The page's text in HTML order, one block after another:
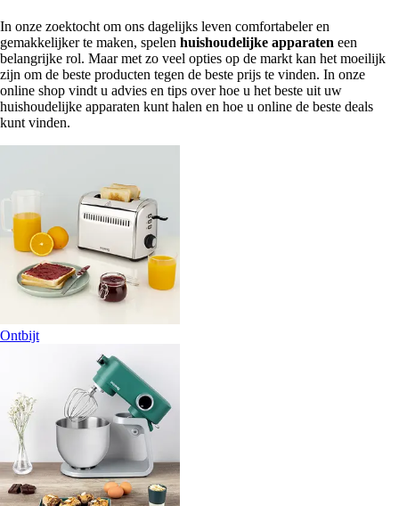
In onze zoektocht om ons dagelijks leven comfortabeler en
gemakkelijker te maken, spelen huishoudelijke apparaten een
belangrijke rol. Maar met zo veel opties op de markt kan het moeilijk
zijn om de beste producten tegen de beste prijs te vinden. In onze
online shop vindt u advies en tips over hoe u het beste uit uw
huishoudelijke apparaten kunt halen en hoe u online de beste deals
kunt vinden.
Ontbijt